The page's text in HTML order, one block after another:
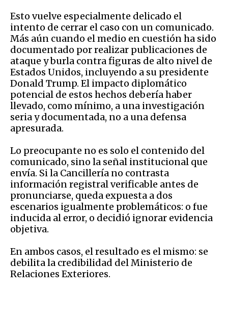
Esto vuelve especialmente delicado el
intento de cerrar el caso con un comunicado.
Más aún cuando el medio en cuestión ha sido
documentado por realizar publicaciones de
ataque y burla contra figuras de alto nivel de
Estados Unidos, incluyendo a su presidente
Donald Trump. El impacto diplomático
potencial de estos hechos debería haber
llevado, como mínimo, a una investigación
seria y documentada, no a una defensa
apresurada.
Lo preocupante no es solo el contenido del
comunicado, sino la señal institucional que
envía. Si la Cancillería no contrasta
información registral verificable antes de
pronunciarse, queda expuesta a dos
escenarios igualmente problemáticos: o fue
inducida al error, o decidió ignorar evidencia
objetiva.
En ambos casos, el resultado es el mismo: se
debilita la credibilidad del Ministerio de
Relaciones Exteriores.